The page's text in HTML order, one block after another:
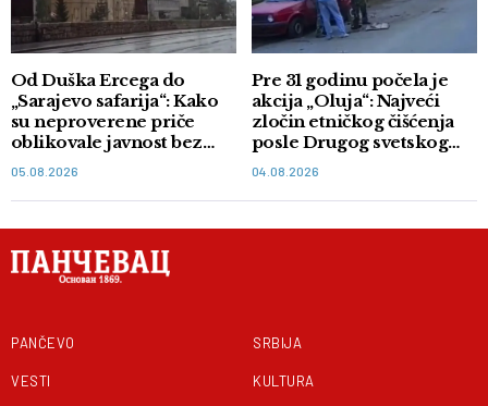
Od Duška Ercega do
„Sarajevo safarija“: Kako
su neproverene priče
oblikovale javnost bez
dokaza
05.08.2026
Pre 31 godinu počela je
akcija „Oluja“: Najveći
zločin etničkog čišćenja
posle Drugog svetskog
rata
04.08.2026
PANČEVO
VESTI
SRBIJA
KULTURA